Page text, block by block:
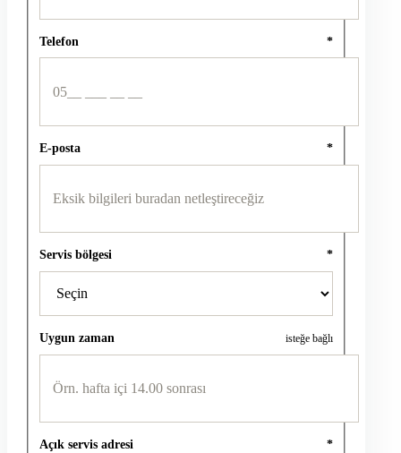
Telefon *
E-posta *
Servis bölgesi *
Uygun zaman isteğe bağlı
Açık servis adresi *